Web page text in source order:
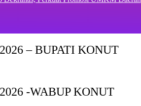
– BUPATI KONUT
-WABUP KONUT